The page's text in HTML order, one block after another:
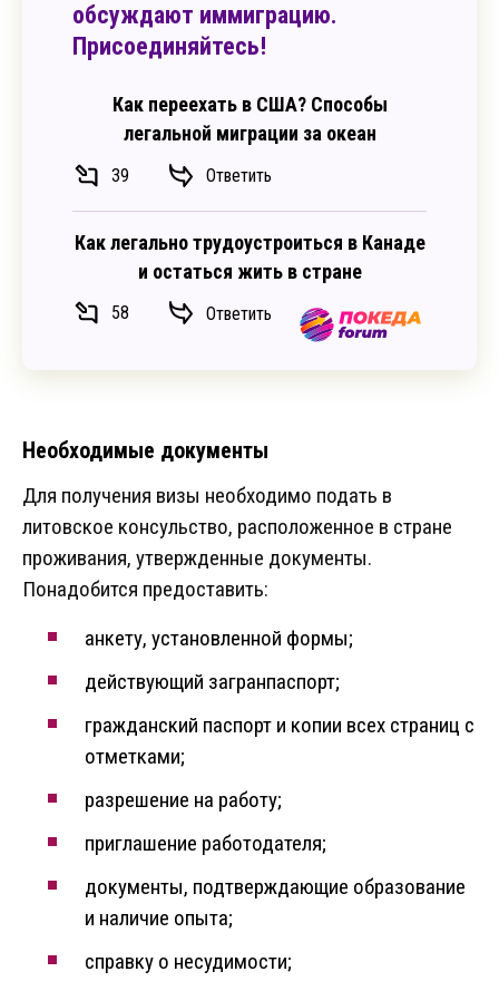
обсуждают иммиграцию.
Присоединяйтесь!
Как переехать в США? Способы
легальной миграции за океан
39 Ответить
Как легально трудоустроиться в Канаде
и остаться жить в стране
58 Ответить
Необходимые документы
Для получения визы необходимо подать в
литовское консульство, расположенное в стране
проживания, утвержденные документы.
Понадобится предоставить:
анкету, установленной формы;
действующий загранпаспорт;
гражданский паспорт и копии всех страниц с
отметками;
разрешение на работу;
приглашение работодателя;
документы, подтверждающие образование
и наличие опыта;
справку о несудимости;